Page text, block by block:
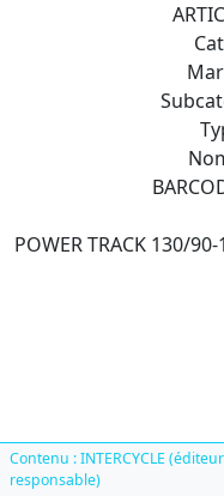
POWER TRACK 130/
Contenu : INTERCYCLE (éditeur
responsable)